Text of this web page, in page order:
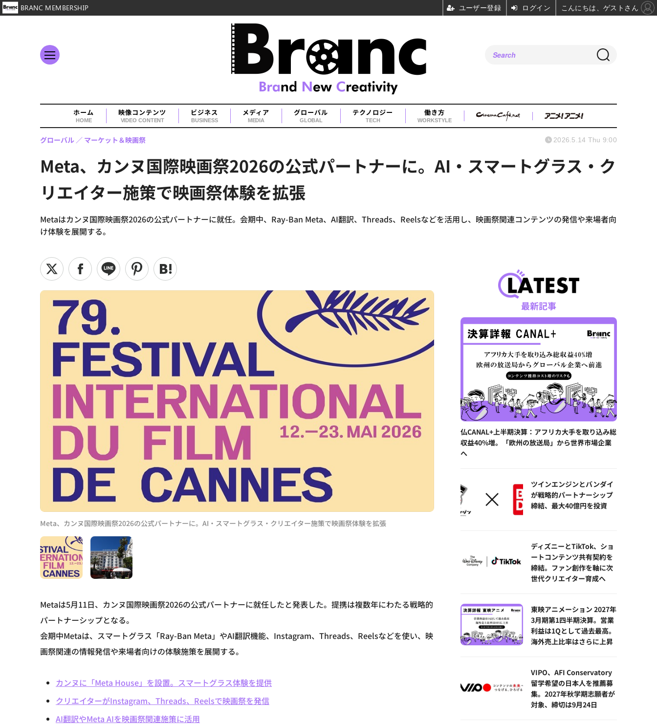
ホーム
HOME
映像コンテンツ
VIDEO CONTENT
ビジネス
BUSINESS
メディア
MEDIA
グローバル
GLOBAL
テクノロジー
TECH
働き方
WORKSTYLE
Meta、カンヌ国際映画祭2026の公式パートナーに。AI・スマートグラス・ク
リエイター施策で映画祭体験を拡張
Metaはカンヌ国際映画祭2026の公式パートナーに就任。会期中、Ray-Ban Meta、AI翻訳、Threads、Reelsなどを活用し、映画祭関連コンテンツの発信や来場者向
け体験を展開する。
グローバル マーケット＆映画祭 2026.5.14 Thu 9:00
Meta、カンヌ国際映画祭2026の公式パートナーに。AI・スマートグラス・クリエイター施策で映画祭体験を拡張
Metaは5月11日、カンヌ国際映画祭2026の公式パートナーに就任したと発表した。提携は複数年にわたる戦略的
パートナーシップとなる。
会期中Metaは、スマートグラス「Ray-Ban Meta」やAI翻訳機能、Instagram、Threads、Reelsなどを使い、映
画祭関連の情報発信や来場者向けの体験施策を展開する。
カンヌに「Meta House」を設置。スマートグラス体験を提供
クリエイターがInstagram、Threads、Reelsで映画祭を発信
AI翻訳やMeta AIを映画祭関連施策に活用
最新記事
仏CANAL+上半期決算：アフリカ大手を取り込み総
収益40%増。「欧州の放送局」から世界市場企業
へ
ツインエンジンとバンダイ
が戦略的パートナーシップ
締結、最大40億円を投資
ディズニーとTikTok、ショ
ートコンテンツ共有契約を
締結。ファン創作を軸に次
世代クリエイター育成へ
東映アニメーション 2027年
3月期第1四半期決算。営業
利益は1Qとして過去最高。
海外売上比率はさらに上昇
VIPO、AFI Conservatory
留学希望の日本人を推薦募
集。2027年秋学期志願者が
対象、締切は9月24日
BRANC MEMBERSHIP ユーザー登録 ログイン こんにちは、ゲストさん